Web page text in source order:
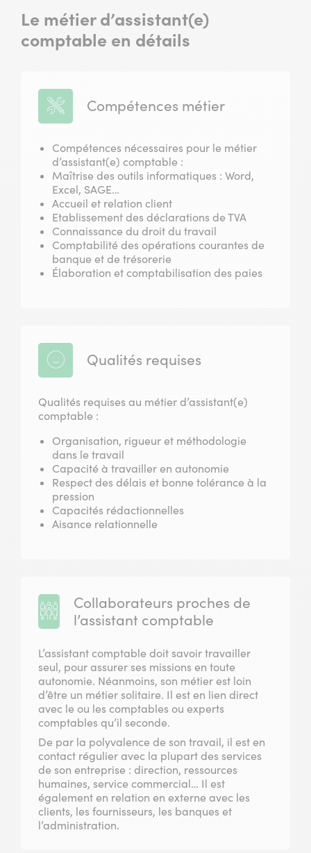
Le métier d’assistant(e)
comptable en détails
Compétences métier
Compétences nécessaires pour le métier
d’assistant(e) comptable :
Maîtrise des outils informatiques : Word,
Excel, SAGE…
Accueil et relation client
Etablissement des déclarations de TVA
Connaissance du droit du travail
Comptabilité des opérations courantes de
banque et de trésorerie
Élaboration et comptabilisation des paies
Qualités requises
Qualités requises au métier d’assistant(e)
comptable :
Organisation, rigueur et méthodologie
dans le travail
Capacité à travailler en autonomie
Respect des délais et bonne tolérance à la
pression
Capacités rédactionnelles
Aisance relationnelle
Collaborateurs proches de
l’assistant comptable
L’assistant comptable doit savoir travailler
seul, pour assurer ses missions en toute
autonomie. Néanmoins, son métier est loin
d’être un métier solitaire. Il est en lien direct
avec le ou les comptables ou experts
comptables qu’il seconde.
De par la polyvalence de son travail, il est en
contact régulier avec la plupart des services
de son entreprise : direction, ressources
humaines, service commercial… Il est
également en relation en externe avec les
clients, les fournisseurs, les banques et
l’administration.